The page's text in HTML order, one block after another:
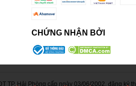
CHỨNG NHẬN BỞI
Hải Phòng cấp ngày 03/06/2002, đăng ký